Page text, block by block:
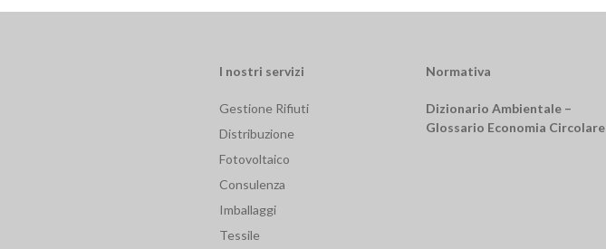
I nostri servizi
Gestione Rifiuti
Distribuzione
Fotovoltaico
Consulenza
Imballaggi
Tessile
Normativa
Dizionario Ambientale –
Glossario Economia Circolare